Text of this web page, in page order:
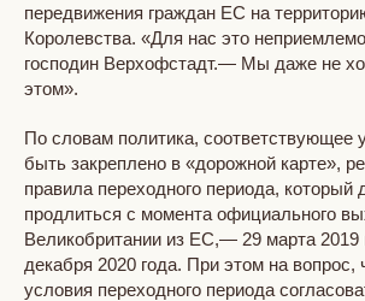
передвижения граждан ЕС на
Королевства. «Для нас это
господин Верхофстадт.— Мы даже не
этом».
По словам политика, соответствующее
быть закреплено в «дорожной карте»,
правила переходного периода, который
продлиться с момента официального
Великобритании из ЕС,— 29 марта 2019
декабря 2020 года. При этом на вопрос,
условия переходного периода